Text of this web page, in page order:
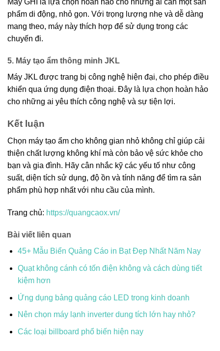
phẩm di động, nhỏ gọn. Với trọng lượng nhẹ và dễ dàng
mang theo, máy này thích hợp để sử dụng trong các
chuyến đi.
5. Máy tạo ẩm thông minh JKL
Máy JKL được trang bị công nghệ hiện đại, cho phép điều
khiển qua ứng dụng điện thoại. Đây là lựa chọn hoàn hảo
cho những ai yêu thích công nghệ và sự tiện lợi.
Kết luận
Chọn máy tạo ẩm cho không gian nhỏ không chỉ giúp cải
thiện chất lượng không khí mà còn bảo vệ sức khỏe cho
bạn và gia đình. Hãy cân nhắc kỹ các yếu tố như công
suất, diện tích sử dụng, độ ồn và tính năng để tìm ra sản
phẩm phù hợp nhất với nhu cầu của mình.
Trang chủ: https://quangcaox.vn/
Bài viết liên quan
45+ Mẫu Biển Quảng Cáo in Bạt Đẹp Nhất Năm Nay
Quạt không cánh có tốn điện không và cách dùng tiết
kiệm hơn
Ứng dụng bảng quảng cáo LED trong kinh doanh
Nên chọn máy lạnh inverter dung tích lớn hay nhỏ?
Các loại billboard phổ biến hiện nay